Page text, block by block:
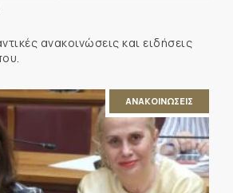
ανακοινώσεις και ειδήσεις
ΑΝΑΚΟΙΝΩΣΕΙΣ